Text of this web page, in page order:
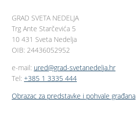
GRAD SVETA NEDELJA
Trg Ante Starčevića 5
10 431 Sveta Nedelja
OIB: 24436052952
e-mail: ured@grad-svetanedelja.hr
Tel: +385 1 3335 444
Obrazac za predstavke i pohvale građana